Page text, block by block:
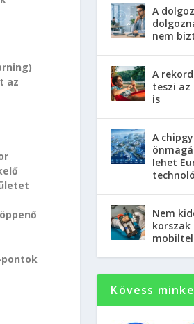
az
A
nem
A
teszi
is
A
lehet
Nem
korszak
Kövess